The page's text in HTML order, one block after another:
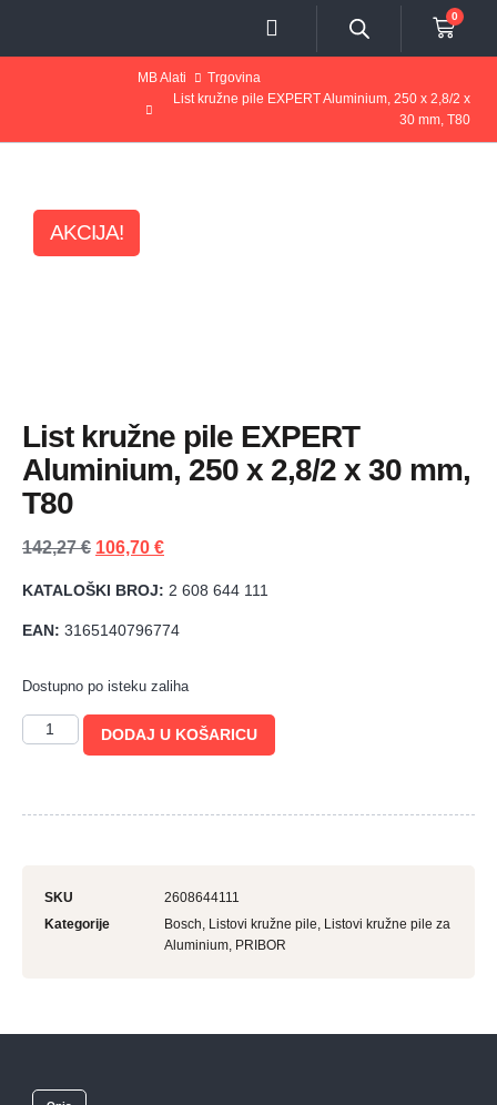
0
MB Alati
Trgovina
List kružne pile EXPERT Aluminium, 250 x 2,8/2 x
30 mm, T80
AKCIJA!
List kružne pile EXPERT
Aluminium, 250 x 2,8/2 x 30 mm,
T80
142,27€ 106,70 €
KATALOŠKI BROJ: 2 608 644 111
EAN: 3165140796774
Dostupno po isteku zaliha
DODAJ U KOŠARICU
SKU
2608644111
Kategorije
Bosch Listovi kružne pile Listovi kružne pile za
Aluminium PRIBOR